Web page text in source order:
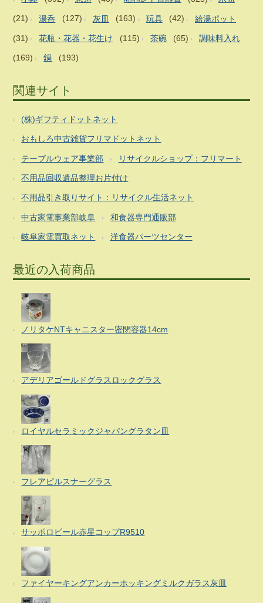
(21) 湯呑 (127) 灰皿 (163) 玩具 (42) 給湯ポット
(31) 花瓶・花器・花生け (115) 茶碗 (65) 調味料入れ
(169) 鍋 (193)
関連サイト
(株)ギフティドットネット
おもしろ中古雑貨フリマドットネット
テーブルウェア事業部 リサイクルショップ：フリマート
不用品回収遺品整理お片付け
不用品引き取りサイト：リサイクル生活ネット
中古家電事業部岐阜 和食器専門通販部
岐阜家電買取ネット 洋食器パーツセンター
最近の入荷商品
ノリタケNTキャニスター密閉容器14cm
アデリアゴールドグラスロックグラス
ロイヤルセラミックジャパングラタン皿
フレアピルスナーグラス
サッポロビール赤星コップR9510
ファイヤーキングアンカーホッキングミルクガラス灰皿